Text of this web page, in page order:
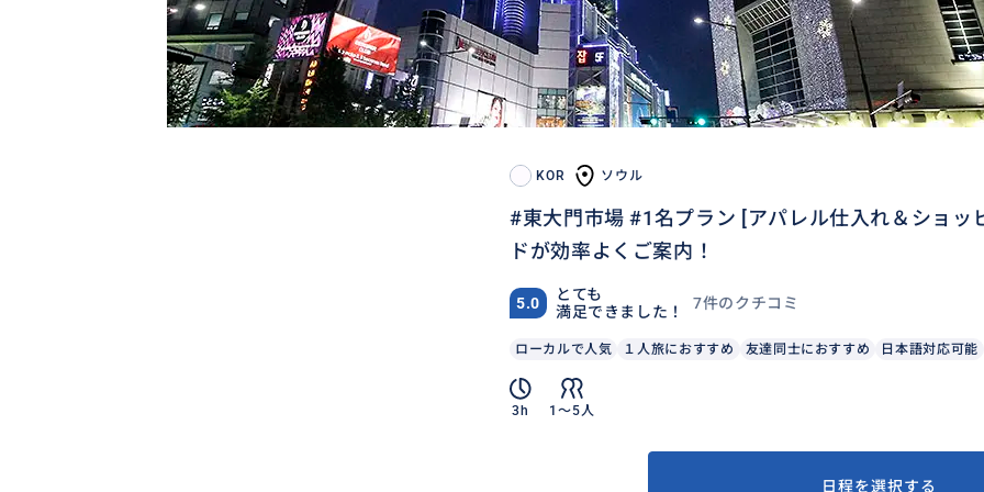
KOR ソウル
#東大門市場 #1名プラン [アパレル仕入れ＆ショッ
ドが効率よくご案内！
5.0
とても
満足できました！
7件のクチコミ
ローカルで人気 １人旅におすすめ 友達同士におすすめ 日本語対応可能
3h 1〜5人
日程を選択する